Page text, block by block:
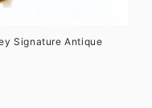
Signature Antique